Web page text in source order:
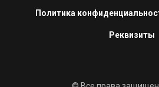
Политика
Реквизиты